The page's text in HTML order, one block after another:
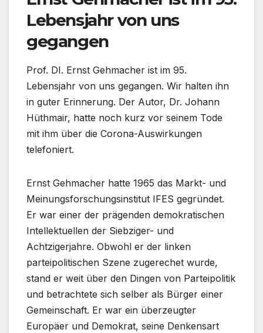
Lebensjahr von uns
gegangen
Prof. DI. Ernst Gehmacher ist im 95.
Lebensjahr von uns gegangen. Wir halten ihn
in guter Erinnerung. Der Autor, Dr. Johann
Hüthmair, hatte noch kurz vor seinem Tode
mit ihm über die Corona-Auswirkungen
telefoniert.
Ernst Gehmacher hatte 1965 das Markt- und
Meinungsforschungsinstitut IFES gegründet.
Er war einer der prägenden demokratischen
Intellektuellen der Siebziger- und
Achtzigerjahre. Obwohl er der linken
parteipolitischen Szene zugerechet wurde,
stand er weit über den Dingen von Parteipolitik
und betrachtete sich selber als Bürger einer
Gemeinschaft. Er war ein überzeugter
Europäer und Demokrat, seine Denkensart